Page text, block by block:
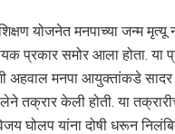
योजनेत मनपाच्या जन्म
प्रकार समोर आला होता. या
अहवाल मनपा आयुक्तांकडे सादर
तक्रार केली होती. या
घोलप यांना दोषी धरून